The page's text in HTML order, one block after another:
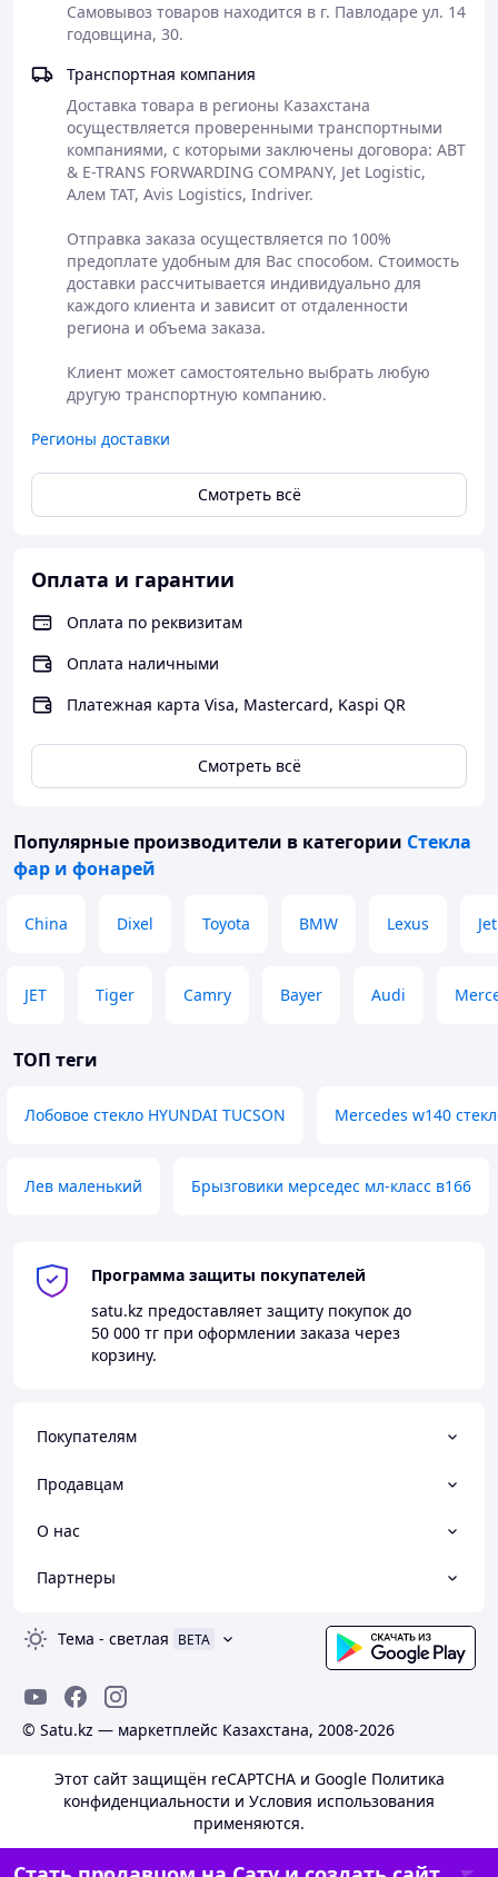
📍В наличии — г. Павлодар
16:00 до 18:00 Или по предворительному
звонку
уточнить наличие: WhatsApp /
звонок:+77002673557
Самовывоз товаров находится в г. Павлодаре ул. 14
годовщина, 30.
Транспортная компания
Доставка товара в регионы Казахстана
осуществляется проверенными транспортными
компаниями, с которыми заключены договора: ABT
& E-TRANS FORWARDING COMPANY, Jet Logistic,
Алем ТАТ, Avis Logistics, Indriver.
Отправка заказа осуществляется по 100%
предоплате удобным для Вас способом. Стоимость
доставки рассчитывается индивидуально для
каждого клиента и зависит от отдаленности
региона и объема заказа.
Клиент может самостоятельно выбрать любую
другую транспортную компанию.
Регионы доставки
Смотреть всё
Оплата и гарантии
Оплата по реквизитам
Оплата наличными
Платежная карта Visa, Mastercard, Kaspi QR
Смотреть всё
Популярные производители в категории Стекла
фар и фонарей
China Dixel Toyota BMW Lexus
JET Tiger Camry Bayer Audi
ТОП теги
Лобовое стекло HYUNDAI TUCSON Mercedes w140
Лев маленький Брызговики мерседес мл-класс в166
Программа защиты покупателей
satu.kz предоставляет защиту покупок до
50 000 тг при оформлении заказа через
корзину.
Покупателям
Продавцам
О нас
Партнеры
Тема - светлая BETA
© Satu.kz — маркетплейс Казахстана, 2008-2026
Этот сайт защищён reCAPTCHA и Google Политика
конфиденциальности и Условия использования
применяются.